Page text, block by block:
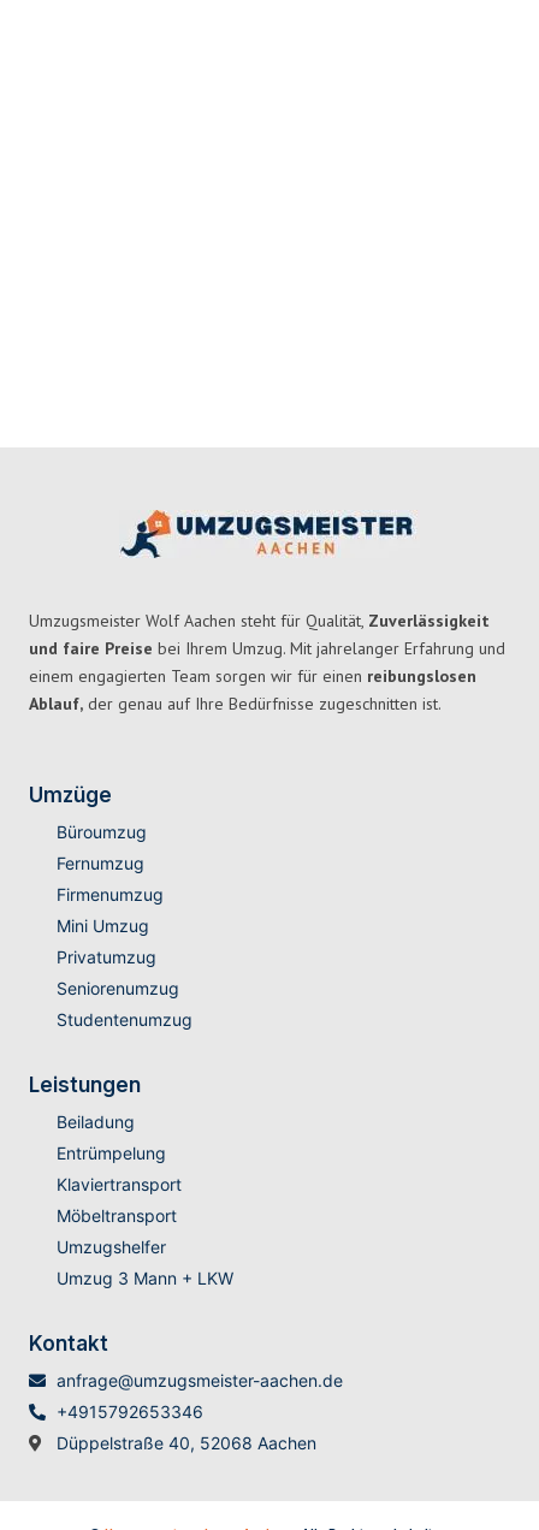
Umzugsmeister Wolf Aachen steht für Qualität, Zuverlässigkeit
und faire Preise bei Ihrem Umzug. Mit jahrelanger Erfahrung und
einem engagierten Team sorgen wir für einen reibungslosen
Ablauf, der genau auf Ihre Bedürfnisse zugeschnitten ist.
Umzüge
Büroumzug
Fernumzug
Firmenumzug
Mini Umzug
Privatumzug
Seniorenumzug
Studentenumzug
Leistungen
Beiladung
Entrümpelung
Klaviertransport
Möbeltransport
Umzugshelfer
Umzug 3 Mann + LKW
Kontakt
anfrage@umzugsmeister-aachen.de
+4915792653346
Düppelstraße 40, 52068 Aachen